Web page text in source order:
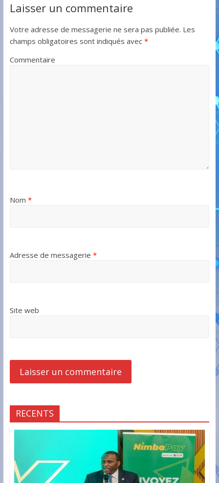
Laisser un commentaire
Votre adresse de messagerie ne sera pas publiée. Les
champs obligatoires sont indiqués avec *
Commentaire
Nom *
Adresse de messagerie *
Site web
RECENTS